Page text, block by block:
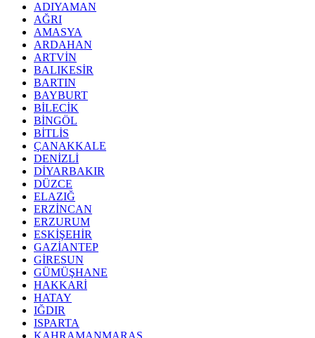
ADIYAMAN
AĞRI
AMASYA
ARDAHAN
ARTVİN
BALIKESİR
BARTIN
BAYBURT
BİLECİK
BİNGÖL
BİTLİS
ÇANAKKALE
DENİZLİ
DİYARBAKIR
DÜZCE
ELAZIĞ
ERZİNCAN
ERZURUM
ESKİŞEHİR
GAZİANTEP
GİRESUN
GÜMÜŞHANE
HAKKARİ
HATAY
IĞDIR
ISPARTA